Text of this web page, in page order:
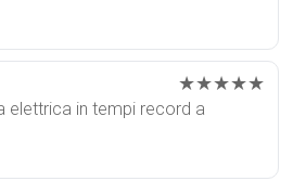
★★★★★
elettrica in tempi record a